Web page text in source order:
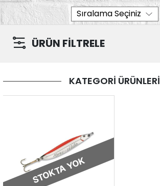
ÜRÜN FİLTRELE
KATEGORİ ÜRÜNLERİ
STOKTA YOK